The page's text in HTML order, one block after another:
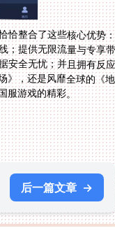
恰整合了这些核心优势：
，支持一人多端同时在线；提供无限流量与专享带
线传输保障你的游戏数据安全无忧；并且拥有反应
，轻松愉悦的《卡通农场》，还是风靡全球的《地
服游戏的精彩。
后一篇文章 →